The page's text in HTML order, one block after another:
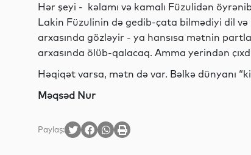
Hər şeyi - kəlamı və kamalı Füzulidən
Lakin Füzulinin də gedib-çata bilmədiyi dil
arxasında gözləyir - ya hansısa mətnin
arxasında ölüb-qalacaq. Amma yerindən
Həqiqət varsa, mətn də var. Bəlkə dünyanı
Məqsəd Nur
Paylaş: